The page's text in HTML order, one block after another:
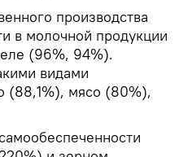
производства
в молочной продукции
(96%, 94%).
видами
(88,1%), мясо (80%),